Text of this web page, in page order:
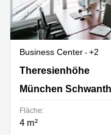
Business Center
+2
Theresienhöhe 12,
Theresienhöhe
München
Fläche:
4 m²